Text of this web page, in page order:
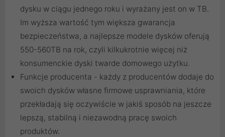
dysku w ciągu jednego roku i wyrażany jest on w TB.
Im wyższa wartość tym większa gwarancja
bezpieczeństwa, a najlepsze modele dysków oferują
550-560TB na rok, czyli kilkukrotnie więcej niż
konsumenckie dyski twarde domowego użytku.
Funkcje producenta - każdy z producentów dodaje do
swoich dysków własne firmowe usprawniania, które
przekładają się oczywiście w jakiś sposób na jeszcze
lepszą, stabilną i niezawodną pracę swoich
produktów.